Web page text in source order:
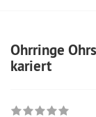
Ohrringe
kariert